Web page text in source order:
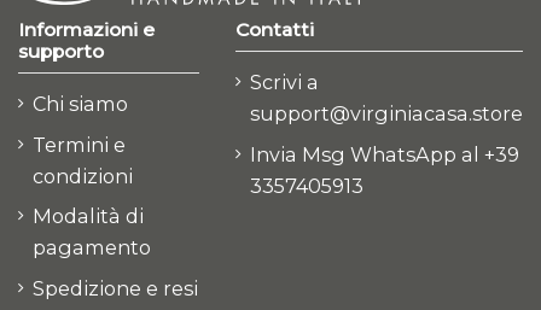
Informazioni e
supporto
Chi siamo
Termini e
condizioni
Modalità di
pagamento
Spedizione e resi
Contatti
Scrivi a
support@virginiacasa.store
Invia Msg WhatsApp al +39
3357405913